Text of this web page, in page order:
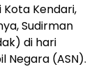
Kota Kendari,
Sudirman
di hari
Negara (ASN).